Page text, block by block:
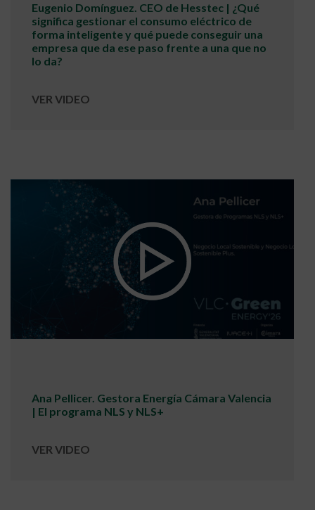
Eugenio Domínguez. CEO de Hesstec | ¿Qué
significa gestionar el consumo eléctrico de
forma inteligente y qué puede conseguir una
empresa que da ese paso frente a una que no
lo da?
VER VIDEO
Ana Pellicer. Gestora Energía Cámara Valencia
| El programa NLS y NLS+
VER VIDEO